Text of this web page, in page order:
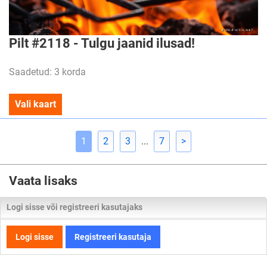
Pilt #2118 - Tulgu jaanid ilusad!
Saadetud: 3 korda
Vali kaart
1 2 3 ... 7 >
Vaata lisaks
Logi sisse või registreeri kasutajaks
Logi sisse Registreeri kasutaja